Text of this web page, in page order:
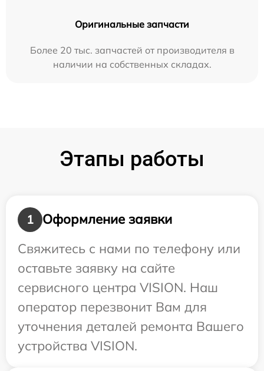
Оригинальные запчасти
Более 20 тыс. запчастей от производителя в
наличии на собственных складах.
Этапы работы
1
Оформление заявки
Свяжитесь с нами по телефону или
оставьте заявку на сайте
сервисного центра VISION. Наш
оператор перезвонит Вам для
уточнения деталей ремонта Вашего
устройства VISION.